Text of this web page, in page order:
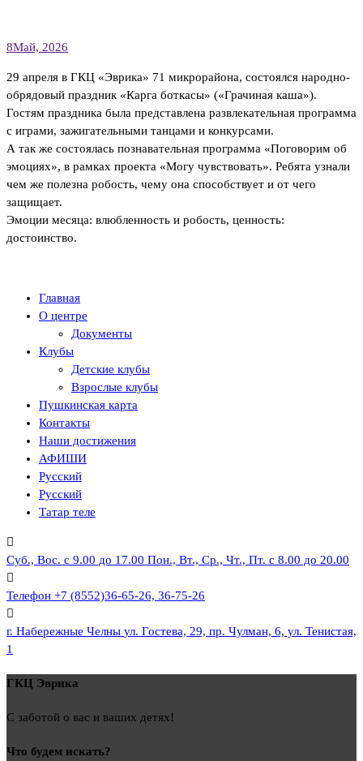
8Май, 2026
29 апреля в ГКЦ «Эврика» 71 микрорайона, состоялся народно-
обрядовый праздник «Карга боткасы» («Грачиная каша»).
Гостям праздника была представлена развлекательная программа
с играми, зажигательными танцами и конкурсами.
А так же состоялась познавательная программа «Поговорим об
эмоциях», в рамках проекта «Могу чувствовать». Ребята узнали
чем же полезна робость, чему она способствует и от чего
защищает.
Эмоции месяца: влюбленность и робость, ценность:
достоинство.
Главная
О центре
Документы
Клубы
Детские клубы
Взрослые клубы
Пушкинская карта
Контакты
Наши достижения
АФИШИ
Русский
Русский
Татар теле
Суб., Вос. с 9.00 до 17.00 Пон., Вт., Ср., Чт., Пт. с 8.00 до 20.00
Телефон +7 (8552)36-65-26, 36-75-26
г. Набережные Челны ул. Гостева, 29, пр. Чулман, 6, ул. Тенистая,
1
ГКЦ Эврика
С заботой о вас и ваших детях!
Что будем искать?